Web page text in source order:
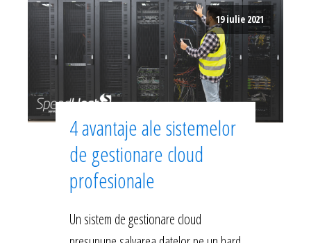
19 iulie 2021
4 avantaje ale sistemelor
de gestionare cloud
profesionale
Un sistem de gestionare cloud